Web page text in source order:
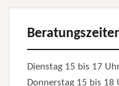
Dienstag 15 bis 17
Donnerstag 15 bis 18